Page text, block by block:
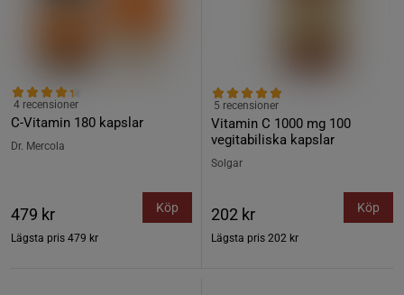
C-Vitamin 180 kapslar
4 recensioner
Dr. Mercola
479 kr
Lägsta pris 479 kr
Köp
Vitamin C 1000 mg 100
vegitabiliska kapslar
5 recensioner
Solgar
202 kr
Lägsta pris 202 kr
Köp